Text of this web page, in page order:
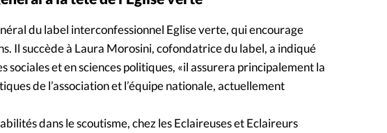
À propos
La rédaction
Mon compte
du label interconfessionnel Eglise verte, qui encourage
Il succède à Laura Morosini, cofondatrice du label, a indiqué
sociales et en sciences politiques, «il assurera principalement la
de l’association et l’équipe nationale, actuellement
dans le scoutisme, chez les Eclaireuses et Eclaireurs